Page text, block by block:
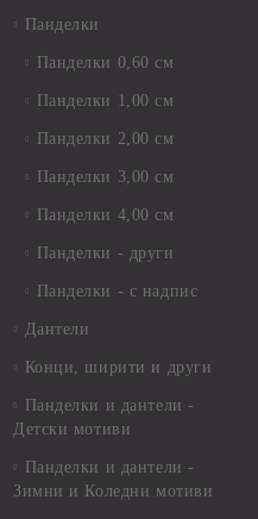
Панделки
Панделки 0,60 см
Панделки 1,00 см
Панделки 2,00 см
Панделки 3,00 см
Панделки 4,00 см
Панделки - други
Панделки - с надпис
Дантели
Конци, ширити и други
Панделки и дантели -
Детски мотиви
Панделки и дантели -
Зимни и Коледни мотиви